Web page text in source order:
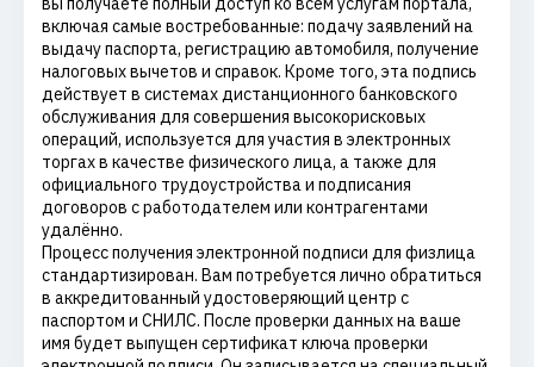
включая самые востребованные: подачу заявлений на
выдачу паспорта, регистрацию автомобиля, получение
налоговых вычетов и справок. Кроме того, эта подпись
действует в системах дистанционного банковского
обслуживания для совершения высокорисковых
операций, используется для участия в электронных
торгах в качестве физического лица, а также для
официального трудоустройства и подписания
договоров с работодателем или контрагентами
удалённо.
Процесс получения электронной подписи для физлица
стандартизирован. Вам потребуется лично обратиться
в аккредитованный удостоверяющий центр с
паспортом и СНИЛС. После проверки данных на ваше
имя будет выпущен сертификат ключа проверки